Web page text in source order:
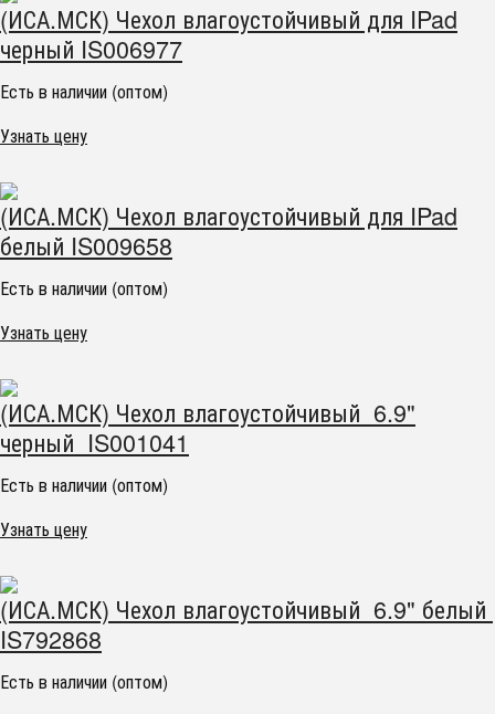
(ИСА.МСК) Чехол влагоустойчивый для IPad
черный IS006977
Есть в наличии (оптом)
Узнать цену
(ИСА.МСК) Чехол влагоустойчивый для IPad
белый IS009658
Есть в наличии (оптом)
Узнать цену
(ИСА.МСК) Чехол влагоустойчивый 6.9"
черный IS001041
Есть в наличии (оптом)
Узнать цену
(ИСА.МСК) Чехол влагоустойчивый 6.9" белый
IS792868
Есть в наличии (оптом)